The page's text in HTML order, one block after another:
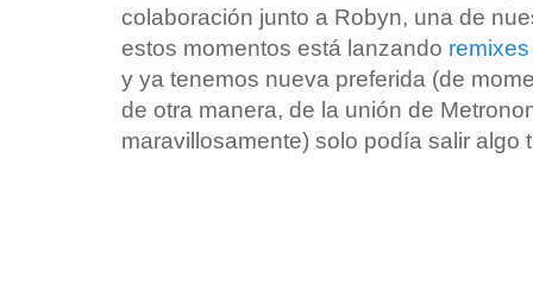
colaboración junto a Robyn, una de
estos momentos está lanzando remixes
y ya tenemos nueva preferida (de
de otra manera, de la unión de
maravillosamente) solo podía salir algo